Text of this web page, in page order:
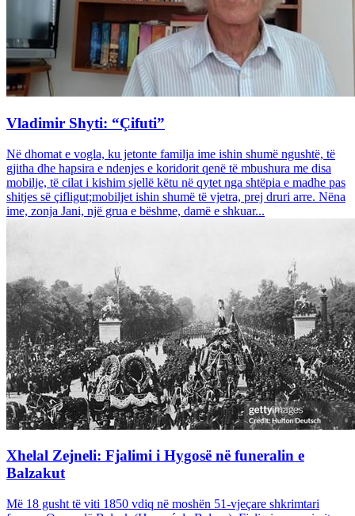
Vladimir Shyti: “Çifuti”
Në dhomat e vogla, ku jetonte familja ime ishin shumë ngushtë, të
gjitha dhe hapsira e ndenjes e koridorit qenë të mbushura me disa
mobilje, të cilat i kishim sjellë këtu në qytet nga shtëpia e madhe pas
shitjes së çifligut;mobiljet ishin shumë të vjetra, prej druri arre. Nëna
ime, zonja Jani, një grua e bëshme, damë e shkuar...
Xhelal Zejneli: Fjalimi i Hygosë në funeralin e
Balzakut
Më 18 gusht të viti 1850 vdiq në moshën 51-vjeçare shkrimtari